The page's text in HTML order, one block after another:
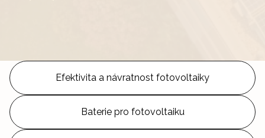
Efektivita a návratnost fotovoltaiky
Baterie pro fotovoltaiku